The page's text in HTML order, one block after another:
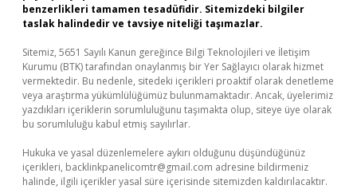
benzerlikleri tamamen tesadüfidir. Sitemizdeki bilgiler
taslak halindedir ve tavsiye niteliği taşımazlar.
Sitemiz, 5651 Sayılı Kanun gereğince Bilgi Teknolojileri ve İletişim
Kurumu (BTK) tarafından onaylanmış bir Yer Sağlayıcı olarak hizmet
vermektedir. Bu nedenle, sitedeki içerikleri proaktif olarak denetleme
veya araştırma yükümlülüğümüz bulunmamaktadır. Ancak, üyelerimiz
yazdıkları içeriklerin sorumluluğunu taşımakta olup, siteye üye olarak
bu sorumluluğu kabul etmiş sayılırlar.
Hukuka ve yasal düzenlemelere aykırı olduğunu düşündüğünüz
içerikleri, backlinkpanelicomtr@gmail.com adresine bildirmeniz
halinde, ilgili içerikler yasal süre içerisinde sitemizden kaldırılacaktır.